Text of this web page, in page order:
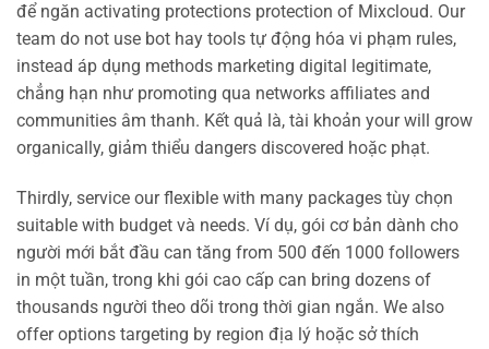
để ngăn activating protections protection of Mixcloud. Our
team do not use bot hay tools tự động hóa vi phạm rules,
instead áp dụng methods marketing digital legitimate,
chẳng hạn như promoting qua networks affiliates and
communities âm thanh. Kết quả là, tài khoản your will grow
organically, giảm thiểu dangers discovered hoặc phạt.
Thirdly, service our flexible with many packages tùy chọn
suitable with budget và needs. Ví dụ, gói cơ bản dành cho
người mới bắt đầu can tăng from 500 đến 1000 followers
in một tuần, trong khi gói cao cấp can bring dozens of
thousands người theo dõi trong thời gian ngắn. We also
offer options targeting by region địa lý hoặc sở thích